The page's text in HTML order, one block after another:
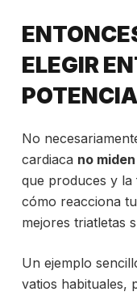
ELEGIR
No
cardiaca no
que produces y la
cómo reacciona
mejores triatletas
Un ejemplo
vatios habituales,